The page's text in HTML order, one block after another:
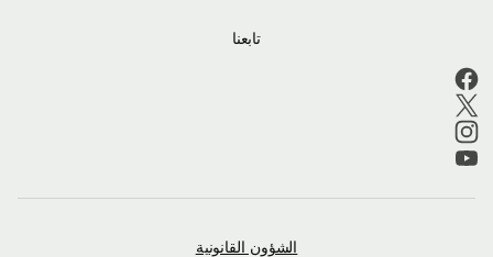
تابعنا
الشؤون القانونية